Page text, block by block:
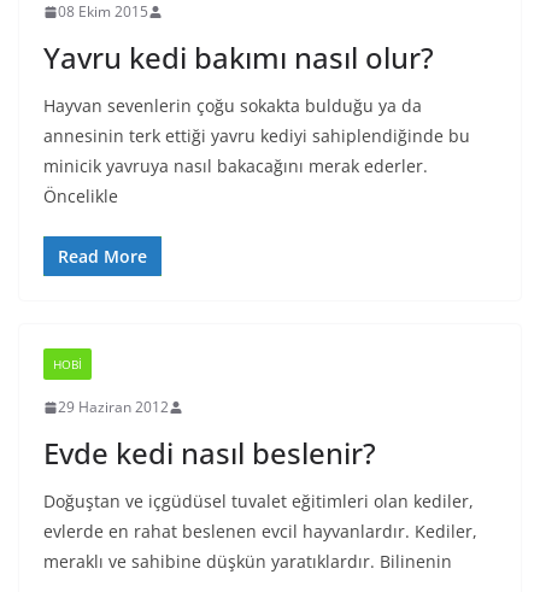
08 Ekim 2015
Yavru kedi bakımı nasıl olur?
Hayvan sevenlerin çoğu sokakta bulduğu ya da
annesinin terk ettiği yavru kediyi sahiplendiğinde bu
minicik yavruya nasıl bakacağını merak ederler.
Öncelikle
Read More
HOBI
29 Haziran 2012
Evde kedi nasıl beslenir?
Doğuştan ve içgüdüsel tuvalet eğitimleri olan kediler,
evlerde en rahat beslenen evcil hayvanlardır. Kediler,
meraklı ve sahibine düşkün yaratıklardır. Bilinenin